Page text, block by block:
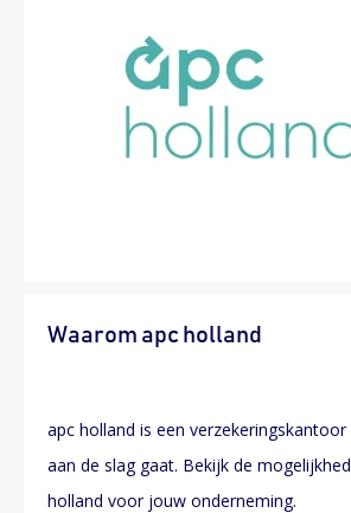
Waarom apc holland
apc holland is een
aan de slag gaat. Bekijk de
holland voor jouw onderneming.